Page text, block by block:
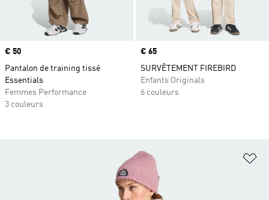
Prix
€ 50
Pantalon de training tissé
Essentials
Femmes Performance
3 couleurs
Prix
€ 65
SURVÊTEMENT FIREBIRD
Enfants Originals
6 couleurs